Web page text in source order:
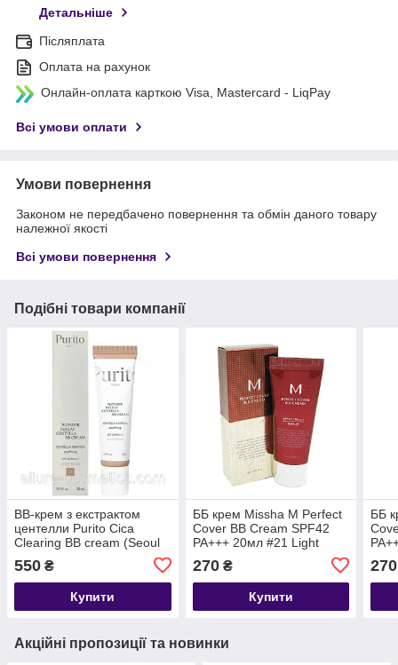
Детальніше
Післяплата
Оплата на рахунок
Онлайн-оплата карткою Visa, Mastercard - LiqPay
Всі умови оплати
Умови повернення
Законом не передбачено повернення та обмін даного товару
належної якості
Всі умови повернення
Подібні товари компанії
BB-крем з екстрактом
центелли Purito Cica
Clearing BB cream (Seoul
550 ₴
Купити
ББ крем Missha M Perfect
Cover BB Cream SPF42
PA+++ 20мл #21 Light
270₴
Купити
ББ
270
Акційні пропозиції та новинки